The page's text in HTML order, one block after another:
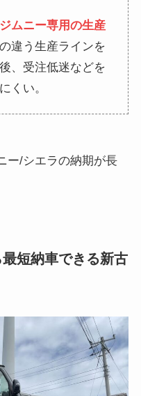
ジムニー専用の生産
違う生産ラインを
、受注低迷などを
くい。
ー/シエラの納期が長
短納車できる新古